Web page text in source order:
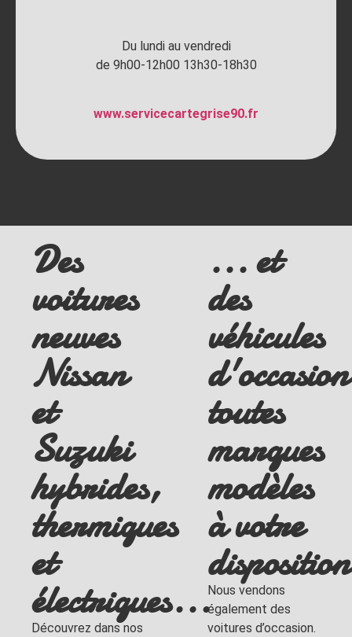
Du lundi au vendredi
de 9h00-12h00 13h30-18h30
www.servicecartegrise90.fr
Des
voitures
neuves
Nissan
et
Suzuki
hybrides,
thermiques
et
électriques...
Découvrez dans nos
... et
des
véhicules
d'occasion
toutes
marques
modèles
à votre
disposition
Nous vendons
également des
voitures d’occasion.